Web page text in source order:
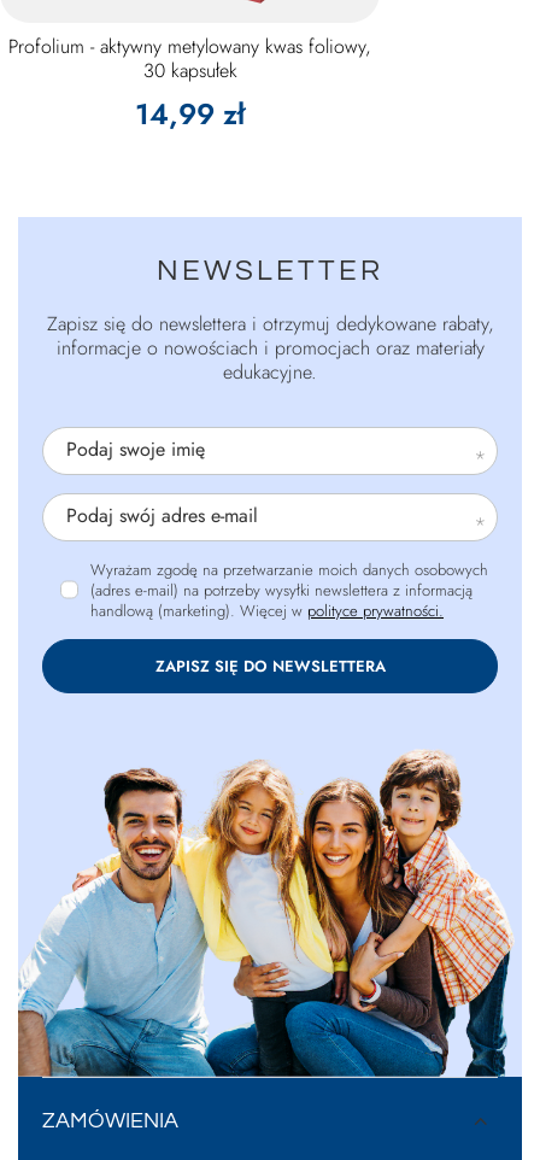
Profolium - aktywny metylowany kwas foliowy,
30 kapsułek
14,99 zł
NEWSLETTER
Zapisz się do newslettera i otrzymuj dedykowane rabaty,
informacje o nowościach i promocjach oraz materiały
edukacyjne.
Podaj swoje imię
Podaj swój adres e-mail
Wyrażam zgodę na przetwarzanie moich danych osobowych
(adres e-mail) na potrzeby wysyłki newslettera z informacją
handlową (marketing). Więcej w polityce prywatności.
ZAPISZ SIĘ DO NEWSLETTERA
ZAMÓWIENIA